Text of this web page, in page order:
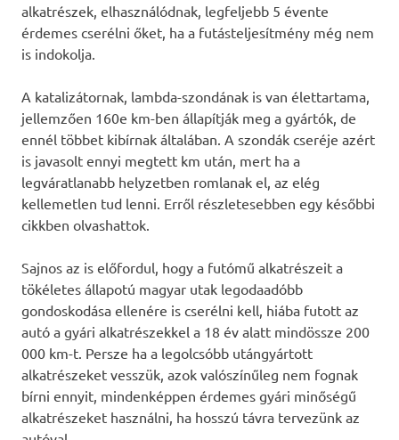
alkatrészek, elhasználódnak, legfeljebb 5 évente
érdemes cserélni őket, ha a futásteljesítmény még nem
is indokolja.
A katalizátornak, lambda-szondának is van élettartama,
jellemzően 160e km-ben állapítják meg a gyártók, de
ennél többet kibírnak általában. A szondák cseréje azért
is javasolt ennyi megtett km után, mert ha a
legváratlanabb helyzetben romlanak el, az elég
kellemetlen tud lenni. Erről részletesebben egy későbbi
cikkben olvashattok.
Sajnos az is előfordul, hogy a futómű alkatrészeit a
tökéletes állapotú magyar utak legodaadóbb
gondoskodása ellenére is cserélni kell, hiába futott az
autó a gyári alkatrészekkel a 18 év alatt mindössze 200
000 km-t. Persze ha a legolcsóbb utángyártott
alkatrészeket vesszük, azok valószínűleg nem fognak
bírni ennyit, mindenképpen érdemes gyári minőségű
alkatrészeket használni, ha hosszú távra tervezünk az